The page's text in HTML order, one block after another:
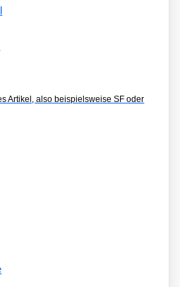
Artikel, also beispielsweise SF oder